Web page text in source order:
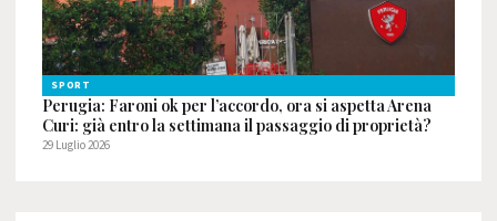
SPORT
Perugia: Faroni ok per l’accordo, ora si aspetta Arena
Curi: già entro la settimana il passaggio di proprietà?
29 Luglio 2026